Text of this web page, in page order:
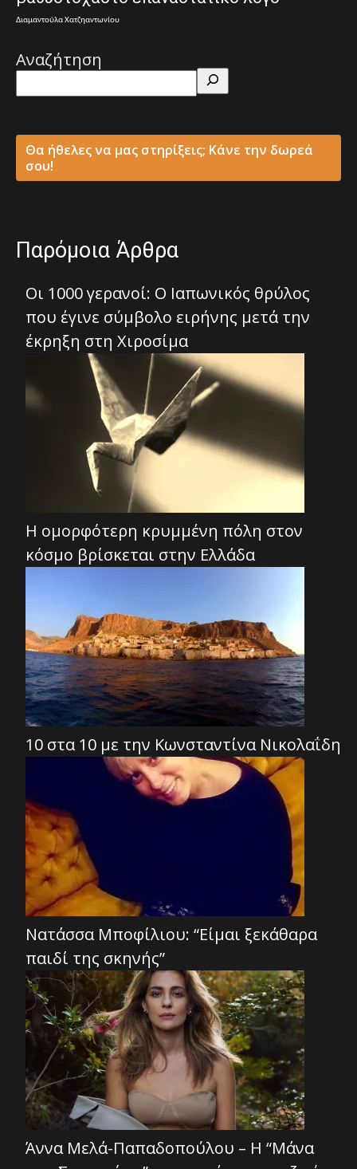
Διαμαντούλα Χατζηαντωνίου
Αναζήτηση
Θα ήθελες να μας στηρίξεις; Κάνε την δωρεά
σου!
Παρόμοια Άρθρα
Οι 1000 γερανοί: O Ιαπωνικός θρύλος
που έγινε σύμβολο ειρήνης μετά την
έκρηξη στη Χιροσίμα
Η ομορφότερη κρυμμένη πόλη στον
κόσμο βρίσκεται στην Ελλάδα
10 στα 10 με την Κωνσταντίνα Νικολαΐδη
Νατάσσα Μποφίλιου: “Είμαι ξεκάθαρα
παιδί της σκηνής”
Άννα Μελά-Παπαδοπούλου – Η “Μάνα